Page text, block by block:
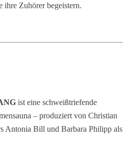
ihre Zuhörer begeistern.
ist eine schweißtriefende
– produziert von Christian
Antonia Bill und Barbara Philipp als